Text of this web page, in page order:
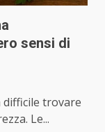
sensi di
difficile trovare
Le...